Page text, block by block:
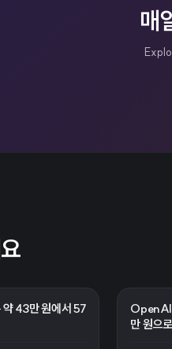
매
43만 원에서 57
OpenAI
만 원으